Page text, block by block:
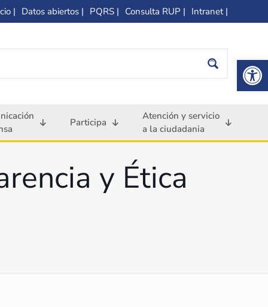
| Datos abiertos | PQRS | Consulta RUP | Intranet |
Participa
Atención y servicio
a la ciudadania
y Ética